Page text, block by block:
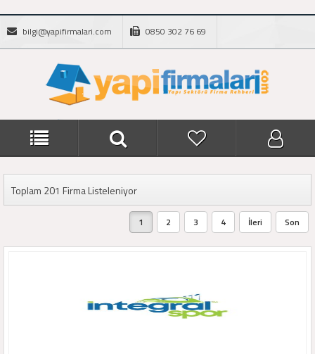
bilgi@yapifirmalari.com 0850 302 76 69
Toplam 201 Firma Listeleniyor
1 2 3 4 İleri Son